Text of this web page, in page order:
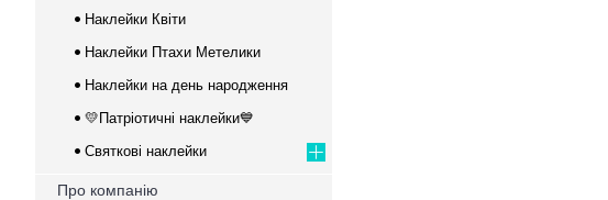
Наклейки Квіти
Наклейки Птахи Метелики
Наклейки на день народження
💛Патріотичні наклейки💙
Святкові наклейки
Про компанію